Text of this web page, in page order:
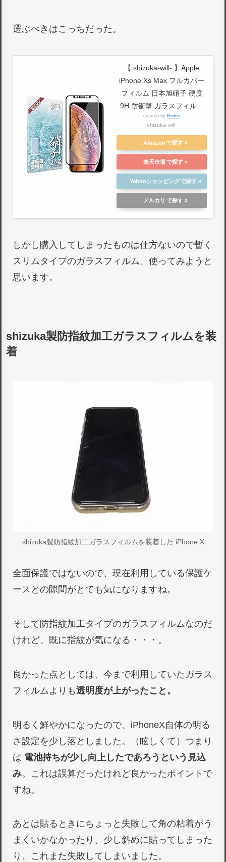
選ぶべきはこっちだった。
【 shizuka-will- 】Apple
iPhone Xs Max フルカバー
フィルム 日本旭硝子 硬度
9H 耐衝撃 ガラスフィルム
フッ素コーティング 防指紋
プル iPhoneXs Max アイフ
ォンXs マックス フィルム
（黒色）
created by Rinker
shizuka-will-
Amazon
楽天市場
Yahooショッピング
メルカリ
しかし購入してしまったものは仕方ないので暫く
スリムタイプのガラスフィルム、使ってみようと
思います。
shizuka製防指紋加工ガラスフィルムを装
着
shizuka製防指紋加工ガラスフィルムを装着した iPhone X
全面保護ではないので、現在利用している保護ケ
ースとの隙間がとても気になりますね。
そして防指紋加工タイプのガラスフィルムなのだ
けれど、既に指紋が気になる・・・。
良かった点としては、今まで利用していたガラス
フィルムよりも透明度が上がったこと。
明るく鮮やかになったので、iPhoneX自体の明る
さ設定を少し落としました。（眩しくて）つまり
は 電池持ちが少し向上したであろうという見込
み。これは誤算だったけれど良かったポイントで
すね。
あとは貼るときにちょっと失敗して角の粘着がう
まくいかなかったり、少し斜めに貼ってしまった
り、これまた失敗してしまいました。